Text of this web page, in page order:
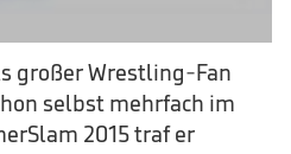
großer Wrestling-Fan
selbst mehrfach im
2015 traf er